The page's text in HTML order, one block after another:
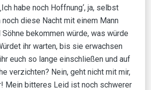
habe noch Hoffnung‘, ja, selbst
noch diese Nacht mit einem Mann
Söhne bekommen würde, was würde
ihr warten, bis sie erwachsen
euch so lange einschließen und auf
verzichten? Nein, geht nicht mit mir,
Mein bitteres Leid ist noch schwerer